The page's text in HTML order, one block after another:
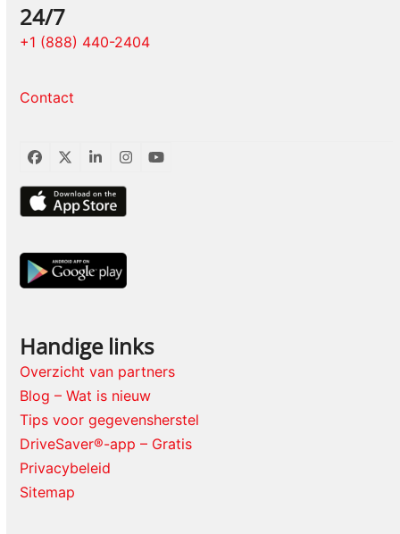
24/7
+1 (888) 440-2404
Contact
Facebook
TwitterLinkedInInstagram
YouTube
Handige links
Overzicht van partners
Blog – Wat is nieuw
Tips voor gegevensherstel
DriveSaver®-app – Gratis
Privacybeleid
Sitemap